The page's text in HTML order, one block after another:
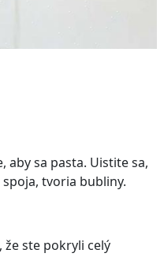
aby sa pasta. Uistite sa,
tvoria bubliny.
ste pokryli celý